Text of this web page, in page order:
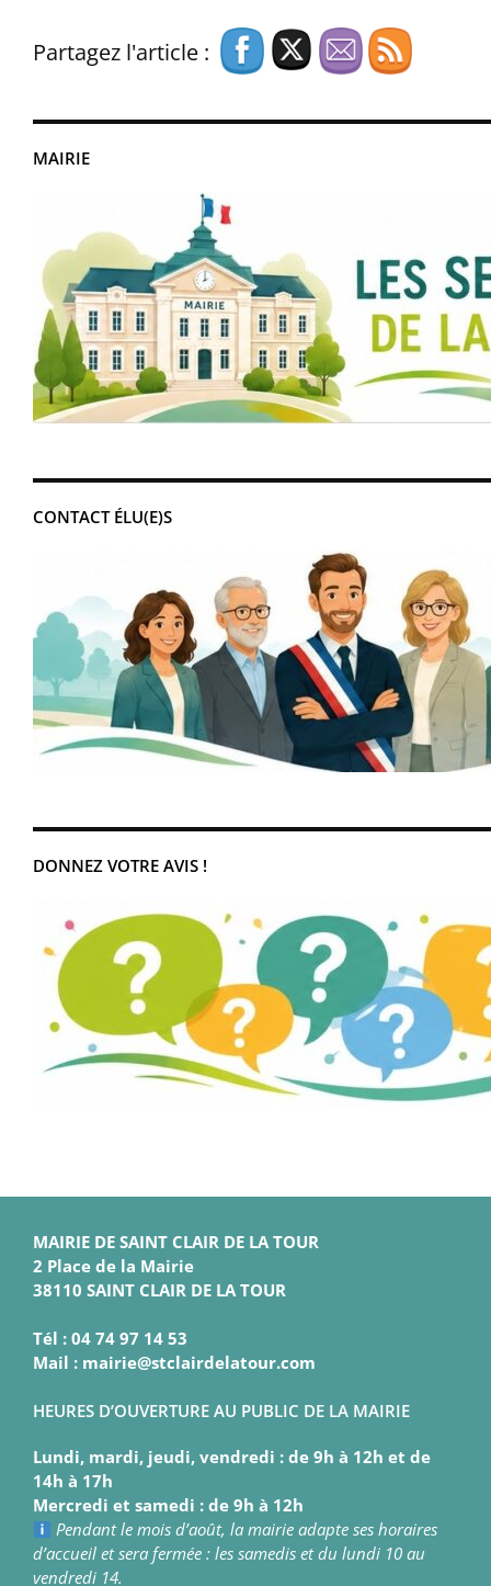
MAIRIE
CONTACT ÉLU(E)S
DONNEZ VOTRE AVIS !
Partagez l'article :
MAIRIE DE SAINT CLAIR DE LA TOUR
2 Place de la Mairie
38110 SAINT CLAIR DE LA TOUR
Tél : 04 74 97 14 53
Mail : mairie@stclairdelatour.com
HEURES D’OUVERTURE AU PUBLIC DE LA MAIRIE
Lundi, mardi, jeudi, vendredi : de 9h à 12h et de
14h à 17h
Mercredi et samedi : de 9h à 12h
Pendant le mois d’août, la mairie adapte ses horaires
d’accueil et sera fermée : les samedis et du lundi 10 au
vendredi 14.